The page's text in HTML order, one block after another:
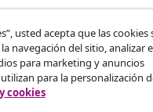
usted acepta que las cookies
navegación del sitio, analizar
para marketing y anuncios
para la personalización
cookies